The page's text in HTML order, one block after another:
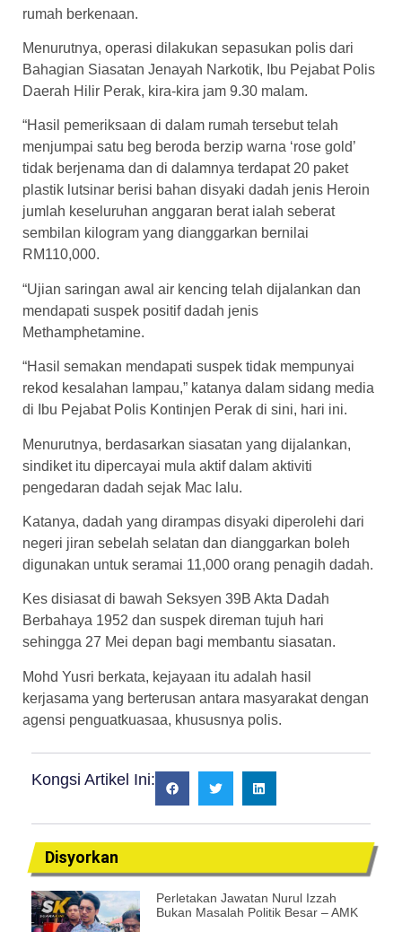
rumah berkenaan.
Menurutnya, operasi dilakukan sepasukan polis dari
Bahagian Siasatan Jenayah Narkotik, Ibu Pejabat Polis
Daerah Hilir Perak, kira-kira jam 9.30 malam.
“Hasil pemeriksaan di dalam rumah tersebut telah
menjumpai satu beg beroda berzip warna ‘rose gold’
tidak berjenama dan di dalamnya terdapat 20 paket
plastik lutsinar berisi bahan disyaki dadah jenis Heroin
jumlah keseluruhan anggaran berat ialah seberat
sembilan kilogram yang dianggarkan bernilai
RM110,000.
“Ujian saringan awal air kencing telah dijalankan dan
mendapati suspek positif dadah jenis
Methamphetamine.
“Hasil semakan mendapati suspek tidak mempunyai
rekod kesalahan lampau,” katanya dalam sidang media
di Ibu Pejabat Polis Kontinjen Perak di sini, hari ini.
Menurutnya, berdasarkan siasatan yang dijalankan,
sindiket itu dipercayai mula aktif dalam aktiviti
pengedaran dadah sejak Mac lalu.
Katanya, dadah yang dirampas disyaki diperolehi dari
negeri jiran sebelah selatan dan dianggarkan boleh
digunakan untuk seramai 11,000 orang penagih dadah.
Kes disiasat di bawah Seksyen 39B Akta Dadah
Berbahaya 1952 dan suspek direman tujuh hari
sehingga 27 Mei depan bagi membantu siasatan.
Mohd Yusri berkata, kejayaan itu adalah hasil
kerjasama yang berterusan antara masyarakat dengan
agensi penguatkuasaa, khususnya polis.
Kongsi Artikel Ini:
Disyorkan
Perletakan Jawatan Nurul Izzah
Bukan Masalah Politik Besar – AMK